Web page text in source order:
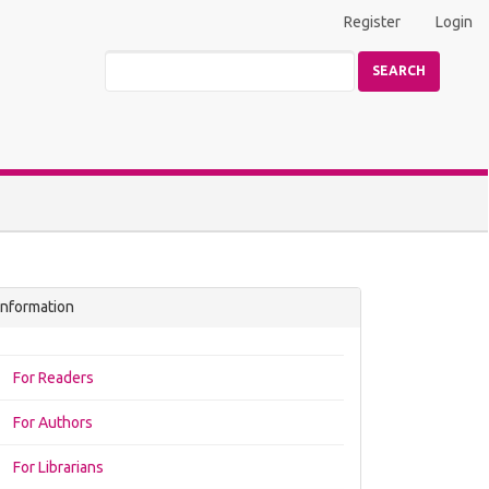
Register Login
SEARCH
For Readers
For Authors
For Librarians